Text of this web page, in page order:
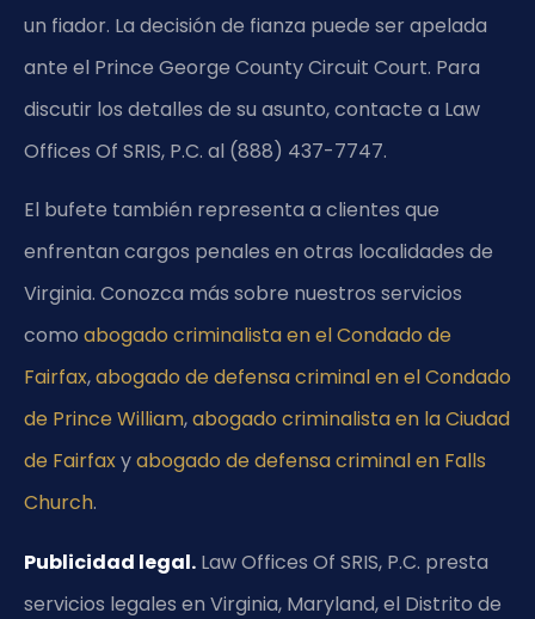
un fiador. La decisión de fianza puede ser apelada
ante el Prince George County Circuit Court. Para
discutir los detalles de su asunto, contacte a Law
Offices Of SRIS, P.C. al (888) 437-7747.
El bufete también representa a clientes que
enfrentan cargos penales en otras localidades de
Virginia. Conozca más sobre nuestros servicios
como abogado criminalista en el Condado de
Fairfax,abogado de defensa criminal en el Condado
de Prince William,abogado criminalista en la Ciudad
de Fairfaxyabogado de defensa criminal en Falls
Church.
Publicidad legal. Law Offices Of SRIS, P.C. presta
servicios legales en Virginia, Maryland, el Distrito de